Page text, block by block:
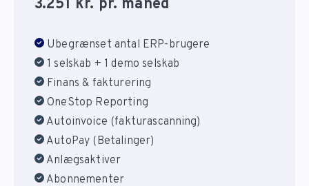
3.251 kr. pr. måned
Ubegrænset antal ERP-brugere
1 selskab + 1 demo selskab
Finans & fakturering
OneStop Reporting
Autoinvoice (fakturascanning)
AutoPay (Betalinger)
Anlægsaktiver
Abonnementer